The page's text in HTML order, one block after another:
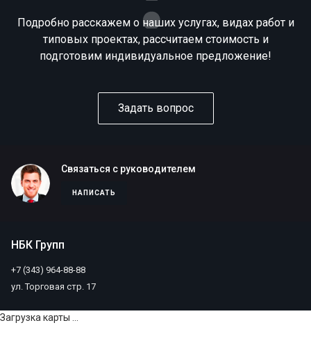
Подробно расскажем о наших услугах, видах работ и
типовых проектах, рассчитаем стоимость и
подготовим индивидуальное предложение!
Задать вопрос
Связаться с руководителем
НАПИСАТЬ
НБК Групп
+7 (343) 964-88-88
ул. Торговая стр. 17
Загрузка карты ...